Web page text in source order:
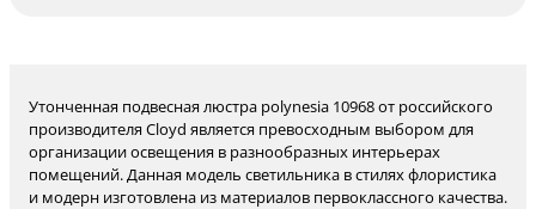
Утонченная подвесная люстра polynesia 10968 от российского
производителя Cloyd является превосходным выбором для
организации освещения в разнообразных интерьерах
помещений. Данная модель светильника в стилях флористика
и модерн изготовлена из материалов первоклассного качества.